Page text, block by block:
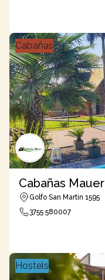
Cabañas
Cabañas Mauer
Golfo San Martin 1595
3755 580007
Hostels